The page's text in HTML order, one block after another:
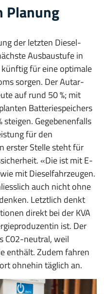
Planung
der letzten Diesel-
Ausbaustufe in
für eine optimale
sorgen. Der Autar­
auf rund 50 %; mit
Batteriespeichers
Gegebenenfalls
für den
erster Stelle steht für
«Die ist mit E-
mit Dieselfahrzeugen.
auch nicht ohne
Letztlich denkt
direkt bei der KVA
ist. Der
C02-neutral, weil
enthält. Zudem fahren
ohnehin täglich an.